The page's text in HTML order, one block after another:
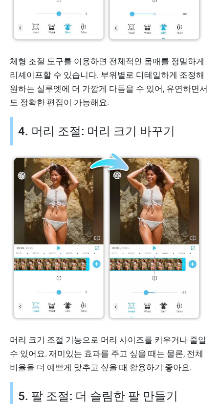
체형 조절 도구를 이용하면 전체적인 몸매를 정밀하게
리셰이프할 수 있습니다. 부위별로 디테일하게 조정해
원하는 실루엣에 더 가깝게 다듬을 수 있어, 유연하면서
도 정확한 편집이 가능해요.
4. 머리 조절: 머리 크기 바꾸기
머리 크기 조절 기능으로 머리 사이즈를 키우거나 줄일
수 있어요. 재미있는 효과를 주고 싶을 때는 물론, 전체
비율을 더 예쁘게 맞추고 싶을 때 활용하기 좋아요.
5. 팔 조절: 더 슬림한 팔 만들기